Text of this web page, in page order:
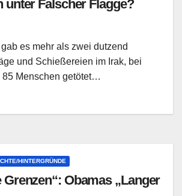
unter Falscher Flagge?
es mehr als zwei dutzend
und Schießereien im Irak, bei
85 Menschen getötet…
HINTERGRÜNDE
Grenzen“: Obamas „Langer